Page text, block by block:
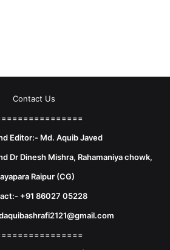
Contact Us
Editor:- Md. Aquib Javed
Dr Dinesh Mishra, Rahamaniya chowk,
Raipur (CG)
+91 86027 05228